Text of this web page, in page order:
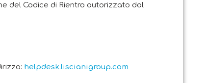
del Codice di Rientro autorizzato dal
helpdesk.liscianigroup.com